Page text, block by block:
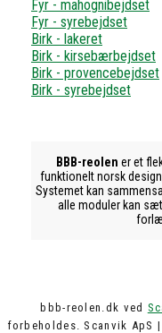
Fyr - mahognibejdset
Fyr - syrebejdset
Birk - lakeret
Birk - kirsebærbejdset
Birk - provencebejdset
Birk - syrebejdset
BBB-reolen er et
funktionelt norsk
Systemet kan
alle moduler kan
bbb-reolen.dk ved
forbeholdes. Scanvik ApS